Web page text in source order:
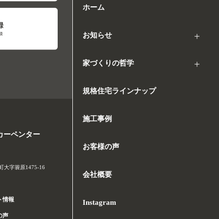
ホーム
お知らせ
家づくりの哲学
規格住宅ラインナップ
施工事例
お客様の声
会社概要
Instagram
ーペンター
大字簑原1475-16
情報
声